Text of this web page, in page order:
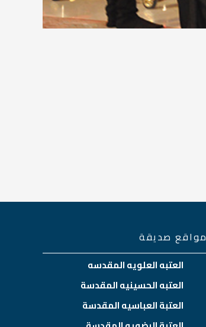
مواقع صديقة
العتبه العلويه المقدسه
العتبه الحسينيه المقدسة
العتبة العباسيه المقدسة